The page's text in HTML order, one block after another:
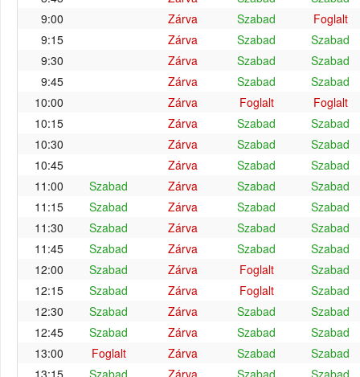
9:00
Zárva Szabad
Foglalt
9:15
Zárva Szabad
Szabad
9:30
Zárva Szabad
Szabad
9:45
Zárva Szabad
Szabad
10:00
Zárva Foglalt
Foglalt
10:15
Zárva Szabad
Szabad
10:30
Zárva Szabad
Szabad
10:45
Zárva Szabad
Szabad
11:00
Szabad Zárva Szabad
Szabad
11:15
Szabad Zárva Szabad
Szabad
11:30
Szabad Zárva Szabad
Szabad
11:45
Szabad Zárva Szabad
Szabad
12:00
Szabad Zárva Foglalt
Szabad
12:15
Szabad Zárva Foglalt
Szabad
12:30
Szabad Zárva Szabad
Szabad
12:45
Szabad Zárva Szabad
Szabad
13:00
Foglalt Zárva Szabad
Szabad